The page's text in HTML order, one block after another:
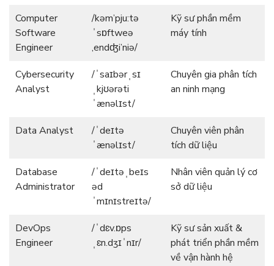
Computer
Software
Engineer
/kəm’pju:tə
ˈsɒftweə
,endʤi’niə/
Kỹ sư phần mềm
máy tính
Cybersecurity
Analyst
/ˈsaɪbərˌsɪ
ˌkjʊərəti
ˈænəlɪst/
Chuyên gia phân tích
an ninh mạng
Data Analyst
/ˈdeɪtə
ˈænəlɪst/
Chuyên viên phân
tích dữ liệu
Database
Administrator
/ˈdeɪtəˌbeɪs
əd
ˈmɪnɪstreɪtə/
Nhân viên quản lý cơ
sở dữ liệu
DevOps
Engineer
/ˈdɛv.ɒps
ˌɛn.dʒɪˈnɪr/
Kỹ sư sản xuất &
phát triển phần mềm
về vận hành hệ